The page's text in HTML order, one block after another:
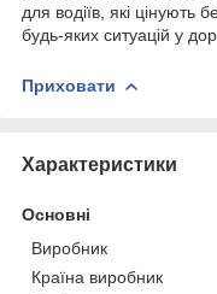
для водіїв, які цінують
будь-яких ситуацій у
Приховати
Характеристики
Основні
Виробник
Країна виробник